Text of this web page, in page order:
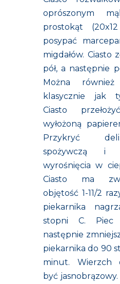
oprószonym
prostokąt
posypać
migdałów. Ciasto
pół, a następnie
Można
klasycznie jak
Ciasto
wyłożoną
Przykryć
spożywczą i
wyrośnięcia w
Ciasto ma
objętość 1-11/2
piekarnika
stopni C.
następnie
piekarnika do 90
minut. Wierzch
być jasnobrązowy.